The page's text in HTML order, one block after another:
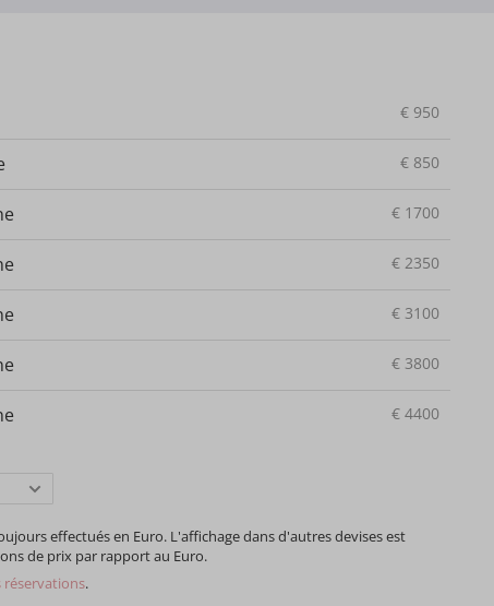
€ 950
€ 850
€ 1700
€ 2350
€ 3100
€ 3800
€ 4400
effectués en Euro. L'affichage dans d'autres devises est
de prix par rapport au Euro.
réservations.